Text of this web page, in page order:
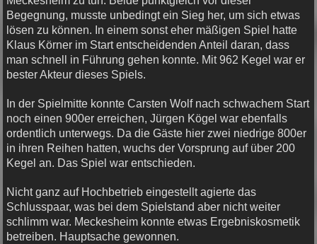
Begegnung, musste unbedingt ein Sieg her, um sich etwas
lösen zu können. In einem sonst eher mäßigen Spiel hatte
Klaus Körner im Start entscheidenden Anteil daran, dass
man schnell in Führung gehen konnte. Mit 962 Kegel war er
bester Akteur dieses Spiels.
In der Spielmitte konnte Carsten Wolf nach schwachem Start
noch einen 900er erreichen, Jürgen Kögel war ebenfalls
ordentlich unterwegs. Da die Gäste hier zwei niedrige 800er
in ihren Reihen hatten, wuchs der Vorsprung auf über 200
Kegel an. Das Spiel war entschieden.
Nicht ganz auf Hochbetrieb eingestellt agierte das
Schlusspaar, was bei dem Spielstand aber nicht weiter
schlimm war. Meckesheim konnte etwas Ergebniskosmetik
betreiben. Hauptsache gewonnen.